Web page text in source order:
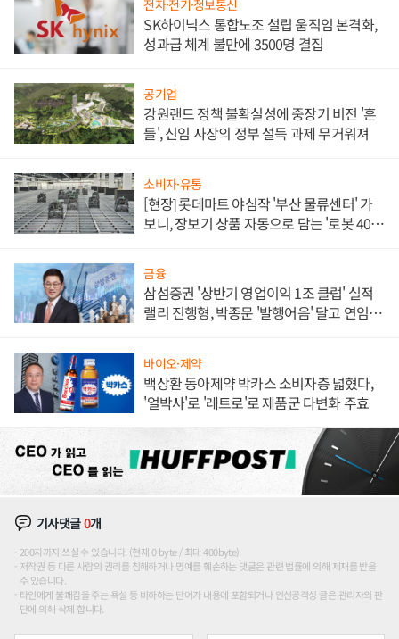
전자·전기·정보통신
SK하이닉스 통합노조 설립 움직임 본격화,
성과급 체계 불만에 3500명 결집
공기업
강원랜드 정책 불확실성에 중장기 비전 '흔
들', 신임 사장의 정부 설득 과제 무거워져
소비자·유통
[현장] 롯데마트 야심작 '부산 물류센터' 가
보니, 장보기 상품 자동으로 담는 '로봇 400
금융
삼섬증권 '상반기 영업이익 1조 클럽' 실적
랠리 진행형, 박종문 '발행어음' 달고 연임 향
바이오·제약
백상환 동아제약 박카스 소비자층 넓혔다,
'얼박사'로 '레트로'로 제품군 다변화 주효
기사댓글0개
200자까지 쓰실 수 있습니다. (현재 0 byte / 최대 400byte)
저작권 등 다른 사람의 권리를 침해하거나 명예를 훼손하는 댓글은 관련 법률에 의해 제재를 받을
수 있습니다.
타인에게 불쾌감을 주는 욕설 등 비하하는 단어가 내용에 포함되거나 인신공격성 글은 관리자의 판
단에 의해 삭제 합니다.